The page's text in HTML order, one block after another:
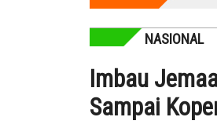
NASIONAL
Imbau
Sampai